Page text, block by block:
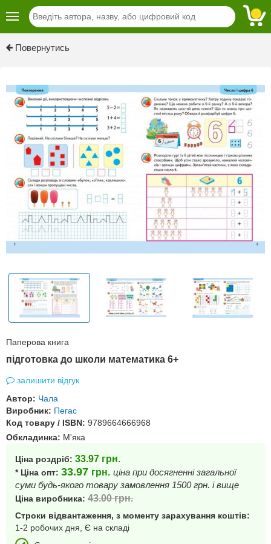
Повернутись
Паперова книга
підготовка до школи математика 6+
залишити відгук
Автор: Чала
Виробник: Пегас
Код товару / ISBN: 9789664666968
Обкладинка: М'яка
Ціна роздріб: 33.97 грн.
* Ціна опт: 33.97 грн. ціна при досягненні загальної
суми будь-якого товару замовлення 1500 грн. і вище
Ціна виробника: 43.00грн.
Строки відвантаження, з моменту зарахування коштів:
1-2 робочих дня, Є на складі